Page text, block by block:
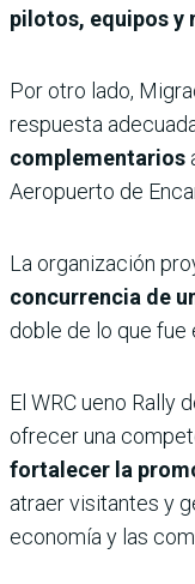
pilotos, equipos y
Por otro lado,
respuesta
complementarios
Aeropuerto de
La organización
concurrencia de
doble de lo que fue
El WRC ueno Rally
ofrecer una
fortalecer la
atraer visitantes y
economía y las